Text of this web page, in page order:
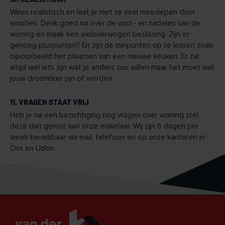
Wees realistisch en laat je niet te veel meeslepen door
emoties. Denk goed na over de voor- en nadelen van de
woning en maak een weloverwogen beslissing. Zijn er
genoeg pluspunten? En zijn de minpunten op te lossen zoals
bijvoorbeeld het plaatsen van een nieuwe keuken. Er zal
altijd wel iets zijn wat je anders zou willen maar het moet wel
jouw droomhuis zijn of worden.
11. VRAGEN STAAT VRIJ
Heb je na een bezichtiging nog vragen over woning stel
deze dan gerust aan onze makelaar. Wij zijn 6 dagen per
week bereikbaar via mail, telefoon en op onze kantoren in
Oss en Uden.